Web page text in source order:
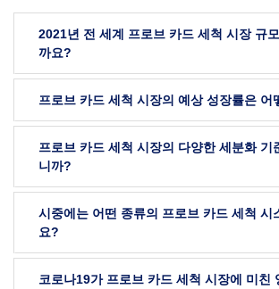
2021년 전 세계 프로브 카드 세척 시장 규
까요?
프로브 카드 세척 시장의 예상 성장률은 어
프로브 카드 세척 시장의 다양한 세분화 기
니까?
시중에는 어떤 종류의 프로브 카드 세척 시
요?
코로나19가 프로브 카드 세척 시장에 미친